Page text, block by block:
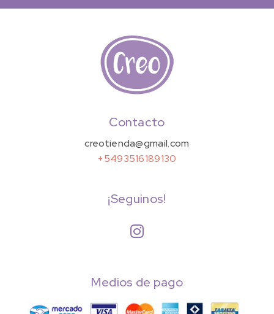
Contacto
creotienda@gmail.com
+5493516189130
¡Seguinos!

Medios de pago